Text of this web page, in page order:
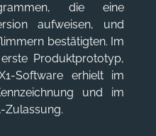
die eine
aufweisen, und
bestätigten. Im
Produktprototyp,
Software erhielt im
und im
Zulassung.